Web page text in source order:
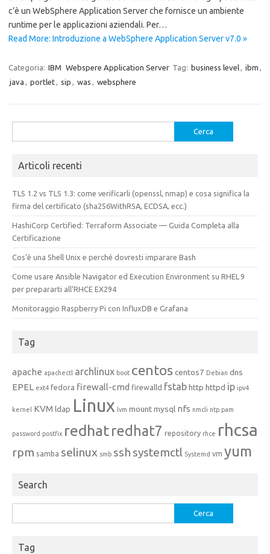
c’è un WebSphere Application Server che fornisce un ambiente
runtime per le applicazioni aziendali. Per…
Read More: Introduzione a WebSphere Application Server v7.0 »
Categoria: IBM Webspere Application Server Tag: business level, ibm ,
java , portlet, sip , was , websphere
per:
Articoli recenti
TLS 1.2 vs TLS 1.3: come verificarli (openssl, nmap) e cosa significa la
firma del certificato (sha256WithRSA, ECDSA, ecc.)
HashiCorp Certified: Terraform Associate — Guida Completa alla
Certificazione
Cos’è una Shell Unix e perché dovresti imparare Bash
Come usare Ansible Navigator ed Execution Environment su RHEL 9
per prepararti all’RHCE EX294
Monitoraggio Raspberry Pi con InfluxDB e Grafana
Tag
apache apachectl archlinux boot centoscentos7 Debian dns
EPEL ext4 fedora firewall-cmd firewalld fstabhttp httpd ip ipv4
kernel KVM ldap Linux lvm mountmysql nfs nmcli ntp pam
password postfix redhatredhat7 repository rhce rhcsa
rpm samba selinux smb ssh systemctl Systemd vm yum
Search
per:
Tag